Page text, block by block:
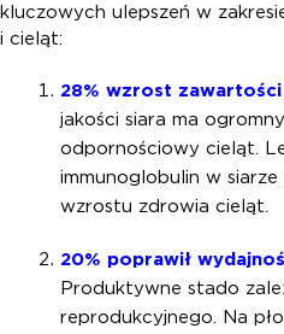
kluczowych ulepszeń w
i cieląt:
28% wzrost
jakości siara ma
odpornościowy cieląt.
immunoglobulin w
wzrostu zdrowia cieląt.
20% poprawił
Produktywne stado
reprodukcyjnego. Na